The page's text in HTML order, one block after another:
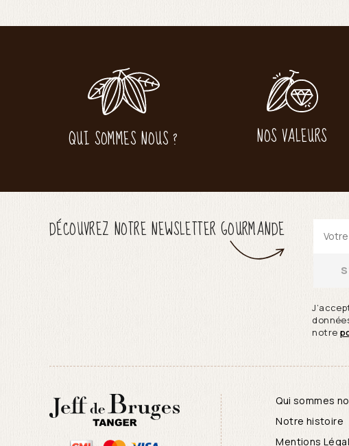
QUI SOMMES NOUS ? NOS VALEURS
DÉCOUVREZ NOTRE NEWSLETTER GOURMANDE
notre
Qui sommes
Notre histoire
Mentions